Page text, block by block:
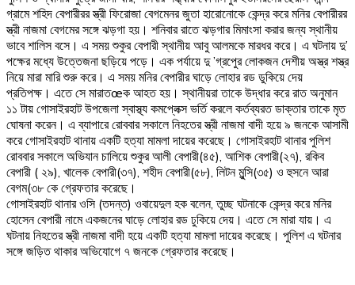
গ্রামে শহিদ বেপারীরর স্ত্রী ফিরোজা বেগমেনর জুতা হারোনোকে কেন্দ্র করে মনির বেপারীরর
স্ত্রী নাজমা বেগমের সঙ্গে ঝড়গা হয়। শনিবার রাতে ঝড়গার মিমাংসা করার জন্য স্থানীয়
ভাবে শালিস বসে। এ সময় শুকুর বেপারী স্থানীয় আবু আলমকে মারধর করে। এ ঘটনায় দু’
পক্ষের মধ্যে উত্তেজনা ছড়িয়ে পড়ে। এক পর্যায়ে দু ’গ্রপেুর লোকজন দেশীয় অস্ত্র শস্ত্র
নিয়ে মারা মারি শুরু করে। এ সময় মনির বেপারীর ঘাড়ে লোহার রড ডুকিয়ে দেয়
প্রতিপক্ষ। এতে সে মারাতœক আহত হয়। স্থানীয়রা তাকে উদ্ধার করে রাত অনুমান
১১ টায় গোসাইরহাট উপজেলা স্বাস্থ্য কমপ্লেক্স ভর্তি করলে কর্তব্যরত ডাক্তার তাকে মৃত
ঘোষনা করেন। এ ব্যাপারে রোববার সকালে নিহতের স্ত্রী নাজমা বাদী হয়ে ৯ জনকে আসামী
করে গোসাইরহাট থানায় একটি হত্যা মামলা দায়ের করেছে। গোসাইরহাট থানার পুলিশ
রোববার সকালে অভিযান চালিয়ে শুকুর আলী বেপারী(৪৫), আশিক বেপারী(২৭), রকিব
বেপারী ( ২৯), খালেক বেপারী(৩৭), শহীদ বেপারী(৫৮), লিটন মুন্সি(৩৫) ও হুসনে আরা
বেগম(৩৮ কে গ্রেফতার করেছে।
গোসাইরহাট থানার ওসি (তদন্ত) ওবায়েদুল হক বলেন, তুচ্ছ ঘটনাকে কেন্দ্র করে মনির
হোসেন বেপারী নামে একজনের ঘাড়ে লোহার রড ঢুকিয়ে দেয়। এতে সে মারা যায়। এ
ঘটনায় নিহতের স্ত্রী নাজমা বাদী হয়ে একটি হত্যা মামলা দায়ের করেছে। পুলিশ এ ঘটনার
সঙ্গে জড়িত থাকার অভিযোগে ৭ জনকে গ্রেফতার করেছে।